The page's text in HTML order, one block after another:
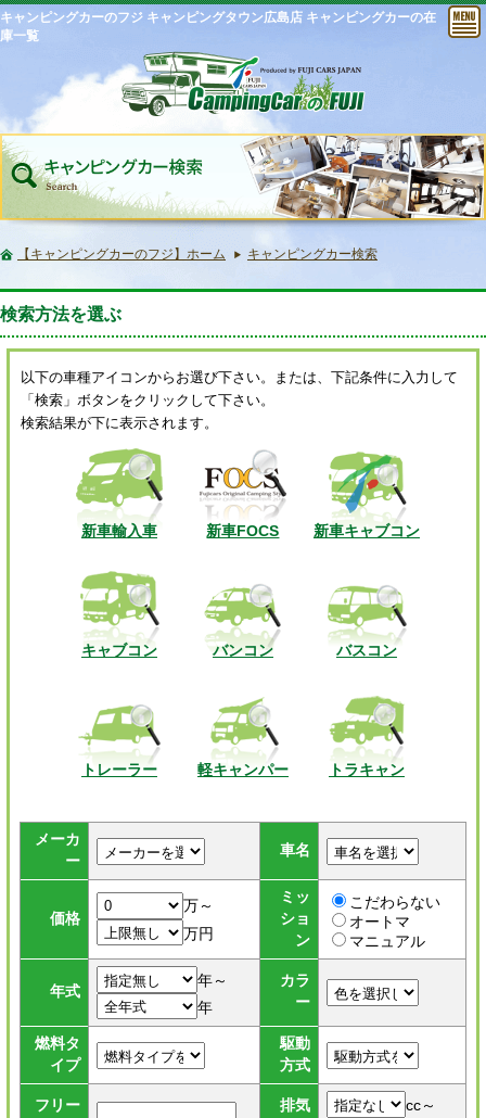
キャンピングカーのフジ キャンピングタウン広島店 キャンピングカーの在
庫一覧
【キャンピングカーのフジ】ホーム キャンピングカー検索
検索方法を選ぶ
以下の車種アイコンからお選び下さい。または、下記条件に入力して
「検索」ボタンをクリックして下さい。
検索結果が下に表示されます。
新車輸入車 新車FOCS 新車キャブコン
キャブコン バンコン バスコン
トレーラー 軽キャンパー トラキャン
メーカ
ー
車名
価格
万～
万円
ミッ
ショ
ン
こだわらない
オートマ
マニュアル
年式
年～
年
カラ
ー
燃料タ
イプ
駆動
方式
フリー
排気
cc～